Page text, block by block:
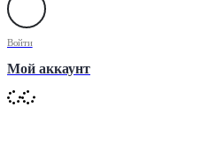
Войти
Мой аккаунт